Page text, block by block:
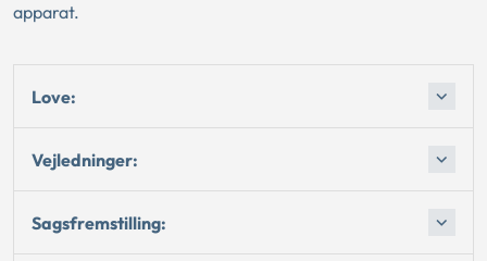
apparat.
Love:
Vejledninger:
Sagsfremstilling: